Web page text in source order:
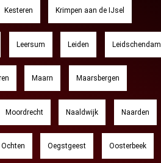
Kesteren Krimpen aan de IJsel
Leersum Leiden Leidschendam
Maarn Maarsbergen
Moordrecht Naaldwijk Naarden
Ochten Oegstgeest Oosterbeek